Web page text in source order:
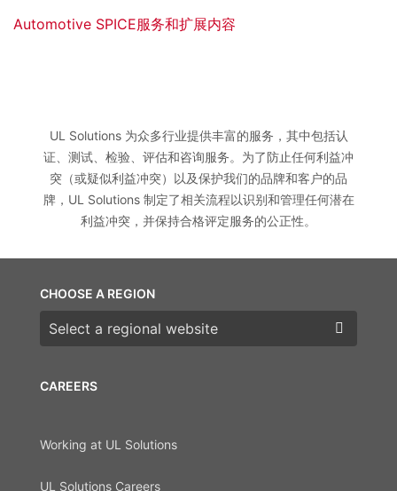
Automotive SPICE服务和扩展内容
UL Solutions 为众多行业提供丰富的服务，其中包括认
证、测试、检验、评估和咨询服务。为了防止任何利益冲
突（或疑似利益冲突）以及保护我们的品牌和客户的品
牌，UL Solutions 制定了相关流程以识别和管理任何潜在
利益冲突，并保持合格评定服务的公正性。
CAREERS
Working at UL Solutions
UL Solutions Careers
CHOOSE A REGION
Choose a region